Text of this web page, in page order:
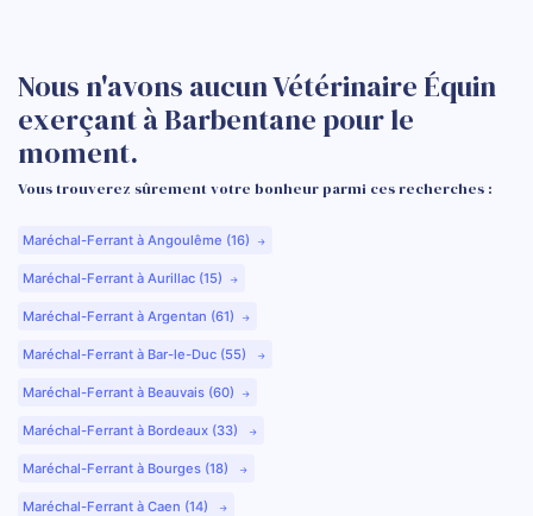
Nous n'avons aucun Vétérinaire Équin
exerçant à Barbentane pour le
moment.
Vous trouverez sûrement votre bonheur parmi ces recherches :
Maréchal-Ferrant à Angoulême (16)
Maréchal-Ferrant à Aurillac (15)
Maréchal-Ferrant à Argentan (61)
Maréchal-Ferrant à Bar-le-Duc (55)
Maréchal-Ferrant à Beauvais (60)
Maréchal-Ferrant à Bordeaux (33)
Maréchal-Ferrant à Bourges (18)
Maréchal-Ferrant à Caen (14)